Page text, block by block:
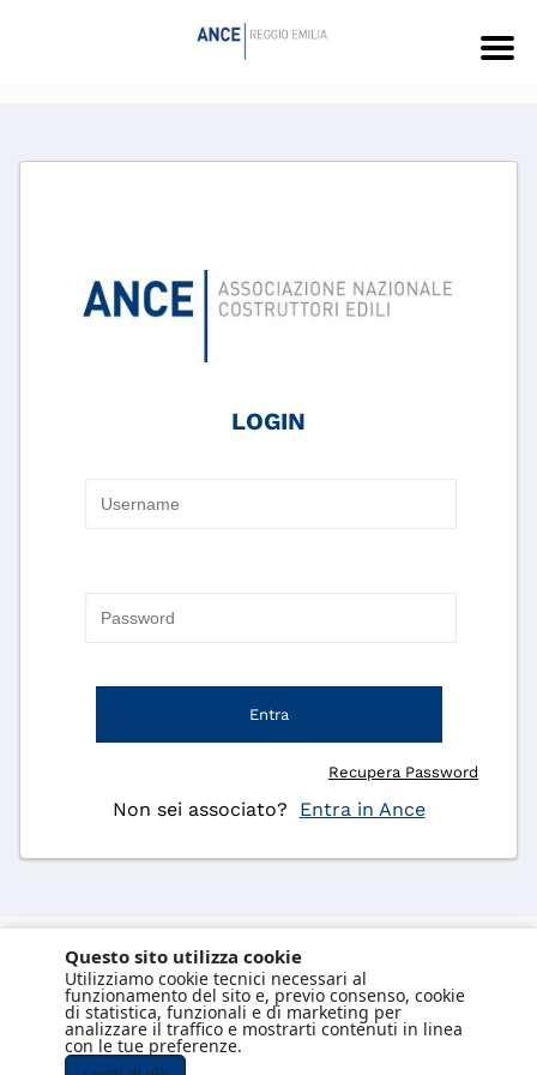
LOGIN
Entra
Recupera Password
Non sei associato? Entra in Ance
Questo sito utilizza cookie
Utilizziamo cookie tecnici necessari al
funzionamento del sito e, previo consenso, cookie
di statistica, funzionali e di marketing per
analizzare il traffico e mostrarti contenuti in linea
con le tue preferenze.